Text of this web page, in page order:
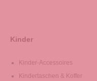
Kinder
Kinder-Accessoires
Kindertaschen & Koffer